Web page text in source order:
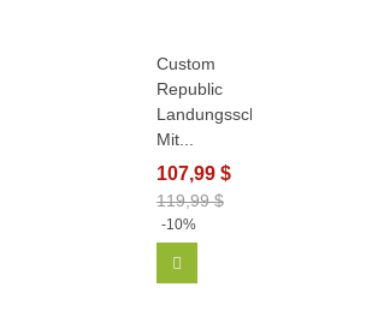
Custom
Republic
Landungsschiff
Mit...
107,99 $
119,99 $
-10%